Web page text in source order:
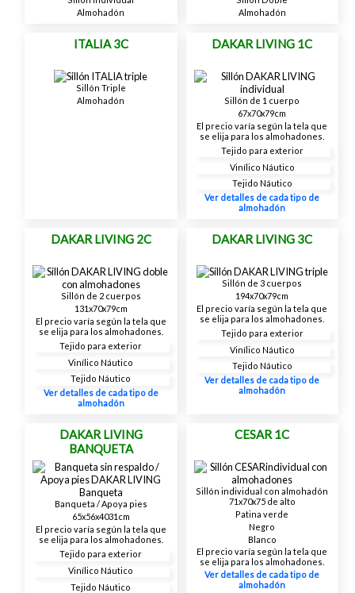
Almohadón
Almohadón
ITALIA 3C
Sillón Triple
Almohadón
DAKAR LIVING 1C
Sillón de 1 cuerpo
67x70x79cm
El precio varía según la tela que
se elija para los almohadones.
Tejido para exterior
Vinílico Náutico
Tejido Náutico
Ver detalles de cada tipo de
almohadón
DAKAR LIVING 2C
Sillón de 2 cuerpos
131x70x79cm
El precio varía según la tela que
se elija para los almohadones.
Tejido para exterior
Vinílico Náutico
Tejido Náutico
Ver detalles de cada tipo de
almohadón
DAKAR LIVING 3C
Sillón de 3 cuerpos
194x70x79cm
El precio varía según la tela que
se elija para los almohadones.
Tejido para exterior
Vinílico Náutico
Tejido Náutico
Ver detalles de cada tipo de
almohadón
DAKAR LIVING
BANQUETA
Banqueta / Apoya pies
65x56x4031cm
El precio varía según la tela que
se elija para los almohadones.
Tejido para exterior
Vinílico Náutico
Tejido Náutico
CESAR 1C
Sillón individual con almohadón
71x70x75 de alto
Patina verde
Negro
Blanco
El precio varía según la tela que
se elija para los almohadones.
Ver detalles de cada tipo de
almohadón